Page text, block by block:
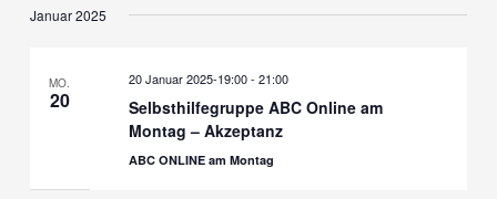
Januar 2025
MO.
20
20 Januar 2025-19:00- 21:00
Selbsthilfegruppe ABC Online am
Montag – Akzeptanz
ABC ONLINE am Montag